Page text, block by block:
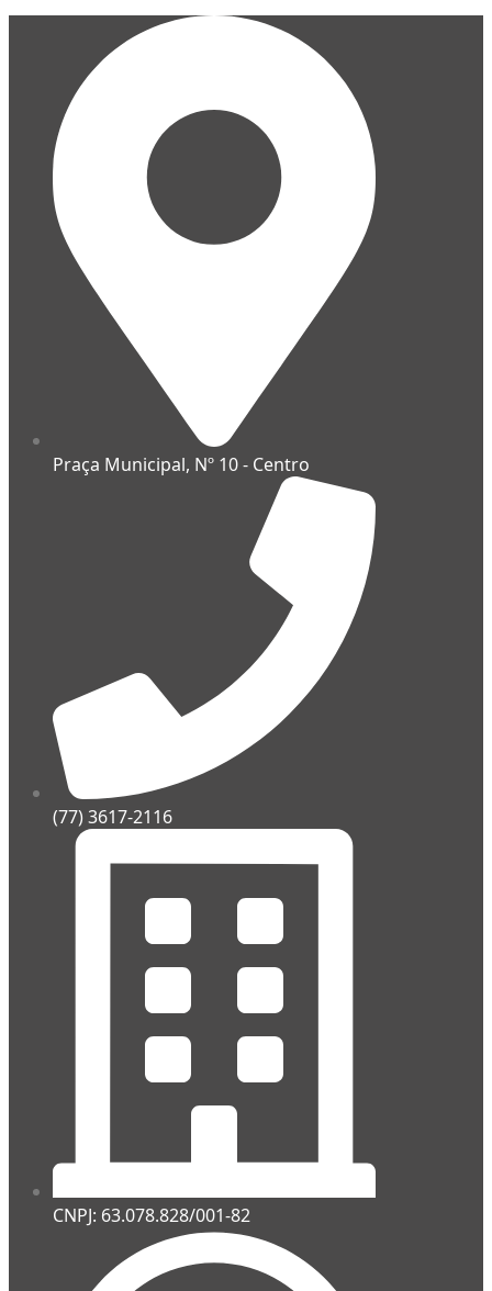
Praça Municipal, Nº 10 - Centro
(77) 3617-2116
CNPJ: 63.078.828/001-82